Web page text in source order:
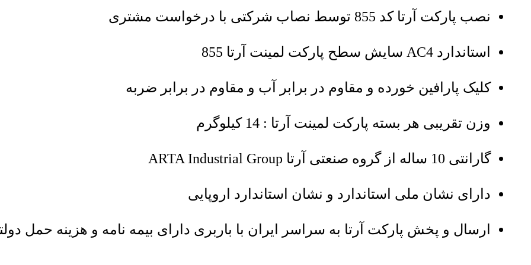
نصب پارکت آرتا کد 855 توسط نصاب شرکتی با درخواست مشتری
استاندارد AC4 سایش سطح پارکت لمینت آرتا 855
کلیک پارافین خورده و مقاوم در برابر آب و مقاوم در برابر ضربه
وزن تقریبی هر بسته پارکت لمینت آرتا : 14 کیلوگرم
گارانتی 10 ساله از گروه صنعتی آرتا ARTA Industrial Group
دارای نشان ملی استاندارد و نشان استاندارد اروپایی
ارسال و پخش پارکت آرتا به سراسر ایران با باربری دارای بیمه نامه و هزینه حمل